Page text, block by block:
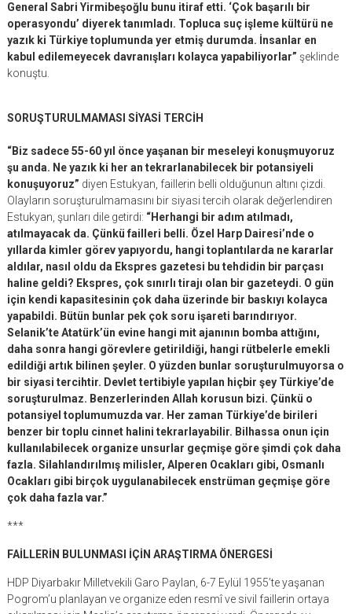
General Sabri Yirmibeşoğlu bunu itiraf etti. ‘Çok başarılı bir
operasyondu’ diyerek tanımladı. Topluca suç işleme kültürü ne
yazık ki Türkiye toplumunda yer etmiş durumda. İnsanlar en
kabul edilemeyecek davranışları kolayca yapabiliyorlar” şeklinde
konuştu.
SORUŞTURULMAMASI SİYASİ TERCİH
“Biz sadece 55-60 yıl önce yaşanan bir meseleyi konuşmuyoruz
şu anda. Ne yazık ki her an tekrarlanabilecek bir potansiyeli
konuşuyoruz” diyen Estukyan, faillerin belli olduğunun altını çizdi.
Olayların soruşturulmamasını bir siyasi tercih olarak değerlendiren
Estukyan, şunları dile getirdi: “Herhangi bir adım atılmadı,
atılmayacak da. Çünkü failleri belli. Özel Harp Dairesi’nde o
yıllarda kimler görev yapıyordu, hangi toplantılarda ne kararlar
aldılar, nasıl oldu da Ekspres gazetesi bu tehdidin bir parçası
haline geldi? Ekspres, çok sınırlı tirajı olan bir gazeteydi. O gün
için kendi kapasitesinin çok daha üzerinde bir baskıyı kolayca
yapabildi. Bütün bunlar pek çok soru işareti barındırıyor.
Selanik’te Atatürk’ün evine hangi mit ajanının bomba attığını,
daha sonra hangi görevlere getirildiği, hangi rütbelerle emekli
edildiği artık bilinen şeyler. O yüzden bunlar soruşturulmuyorsa o
bir siyasi tercihtir. Devlet tertibiyle yapılan hiçbir şey Türkiye’de
soruşturulmaz. Benzerlerinden Allah korusun bizi. Çünkü o
potansiyel toplumumuzda var. Her zaman Türkiye’de birileri
benzer bir toplu cinnet halini tekrarlayabilir. Bilhassa onun için
kullanılabilecek organize unsurlar geçmişe göre şimdi çok daha
fazla. Silahlandırılmış milisler, Alperen Ocakları gibi, Osmanlı
Ocakları gibi birçok uygulanabilecek enstrüman geçmişe göre
çok daha fazla var.”
***
FAİLLERİN BULUNMASI İÇİN ARAŞTIRMA ÖNERGESİ
HDP Diyarbakır Milletvekili Garo Paylan, 6-7 Eylül 1955’te yaşanan
Pogrom’u planlayan ve organize eden resmî ve sivil faillerin ortaya